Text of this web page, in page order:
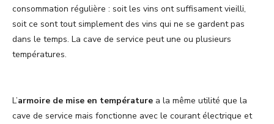
consommation régulière : soit les vins ont suffisament vieilli,
soit ce sont tout simplement des vins qui ne se gardent pas
dans le temps. La cave de service peut une ou plusieurs
températures.
L’armoire de mise en température a la même utilité que la
cave de service mais fonctionne avec le courant électrique et